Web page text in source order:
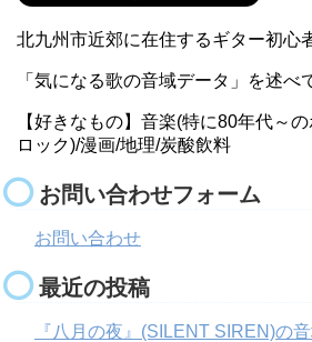
北九州市近郊に在住するギター初心
「気になる歌の音域データ」を述べ
【好きなもの】音楽(特に80年代～
ロック)/漫画/地理/炭酸飲料
お問い合わせフォーム
お問い合わせ
最近の投稿
『八月の夜』(SILENT SIREN)の